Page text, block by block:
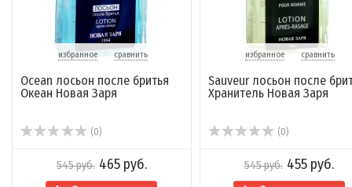
избранное сравнить
Ocean лосьон после бритья
Океан Новая Заря
(0)
545 руб. 465 руб.
избранное сравнить
Sauveur лосьон после
Хранитель Новая Заря
(0)
545 руб. 455 руб.